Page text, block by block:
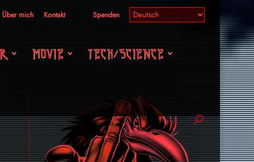
Über mich Kontakt Spenden
MOVIE TECH/SCIENCE